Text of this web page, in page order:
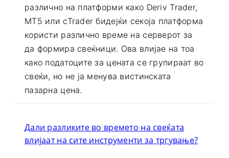
Табелите со свеќи може да изгледаат
различно на платформи како Deriv Trader,
MT5 или cTrader бидејќи секоја платформа
користи различно време на серверот за
да формира свеќници. Ова влијае на тоа
како податоците за цената се групираат во
свеќи, но не ја менува вистинската
Дали разликите во времето на свеќата